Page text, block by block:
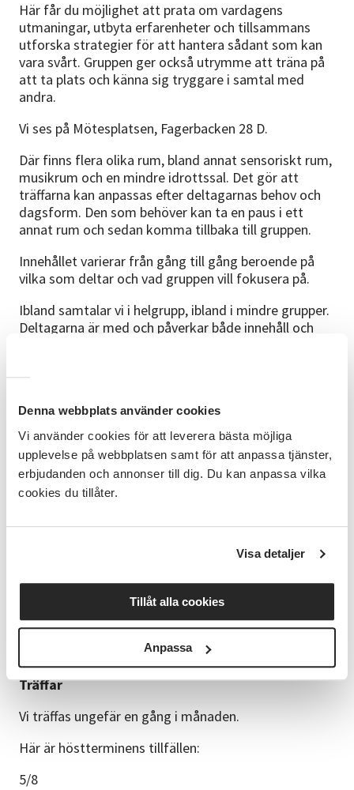
Denna webbplats använder cookies
Vi använder cookies för att leverera bästa möjliga
upplevelse på webbplatsen samt för att anpassa tjänster,
erbjudanden och annonser till dig. Du kan anpassa vilka
cookies du tillåter.
Visa detaljer
Tillåt alla cookies
Anpassa
Här får du möjlighet att prata om vardagens
utmaningar, utbyta erfarenheter och tillsammans
utforska strategier för att hantera sådant som kan
vara svårt. Gruppen ger också utrymme att träna på
att ta plats och känna sig tryggare i samtal med
andra.
Vi ses på Mötesplatsen, Fagerbacken 28 D.
Där finns flera olika rum, bland annat sensoriskt rum,
musikrum och en mindre idrottssal. Det gör att
träffarna kan anpassas efter deltagarnas behov och
dagsform. Den som behöver kan ta en paus i ett
annat rum och sedan komma tillbaka till gruppen.
Innehållet varierar från gång till gång beroende på
vilka som deltar och vad gruppen vill fokusera på.
Ibland samtalar vi i helgrupp, ibland i mindre grupper.
Deltagarna är med och påverkar både innehåll och
Vi använder deltagarnas och ledarens egna
Autismförbundet och frågor från deltagarnas egen
vardag.
Det här erbjuder gruppen
erfarenhetsutbyte med andra inom samma
möjlighet att lära mer om NPF och vardagsstrategier
ett flexibelt upplägg där du kan delta utifrån dina
Träffar
Vi träffas ungefär en gång i månaden.
Här är höstterminens tillfällen:
5/8